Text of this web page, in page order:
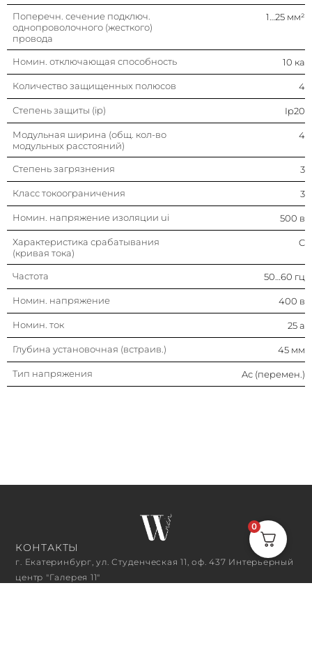
Поперечн. сечение подключ.
однопроволочного (жесткого)
провода
1…25 мм²
Номин. отключающая способность 10 ка
Количество защищенных полюсов 4
Степень защиты (ip) Ip20
Модульная ширина (общ. кол-во
модульных расстояний)
4
Степень загрязнения 3
Класс токоограничения 3
Номин. напряжение изоляции ui 500 в
Характеристика срабатывания
(кривая тока)
C
Частота 50…60 гц
Номин. напряжение 400 в
Номин. ток 25 а
Глубина установочная (встраив.) 45 мм
Тип напряжения Ac (перемен.)
КОНТАКТЫ
г. Екатеринбург, ул. Студенческая 11, оф. 437 Интерьерный
центр "Галерея 11"
0